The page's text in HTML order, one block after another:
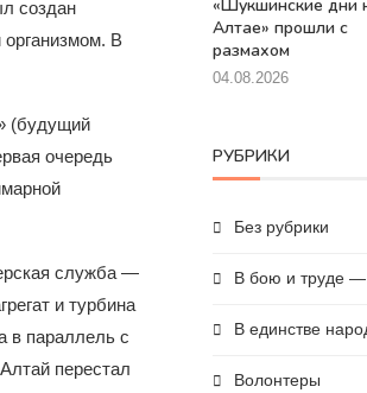
создан
организмом. В
(будущий
очередь
служба —
и турбина
в параллель с
перестал
«Шукшинские дни
Алтае» прошли с
размахом
04.08.2026
РУБРИКИ
Без рубрики
В бою и труде —
В единстве
Волонтеры